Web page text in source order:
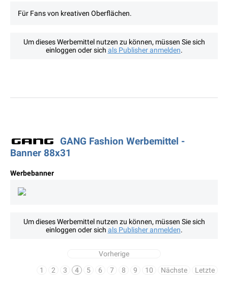
Für Fans von kreativen Oberflächen.
Um dieses Werbemittel nutzen zu können, müssen Sie sich
einloggen oder sich als Publisher anmelden.
GANG Fashion Werbemittel -
Banner 88x31
Werbebanner
Um dieses Werbemittel nutzen zu können, müssen Sie sich
einloggen oder sich als Publisher anmelden.
Vorherige
1
2 3 4 5 6 7 8 9 10 Nächste Letzte